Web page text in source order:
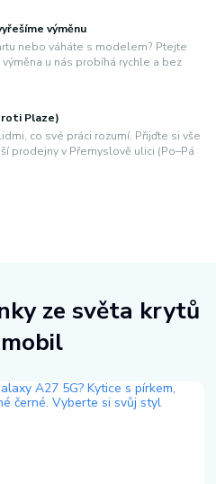
výměnu
nebo váháte s modelem? Ptejte
u nás probíhá rychle a bez
Plaze)
co své práci rozumí. Přijďte si vše
prodejny v Přemyslově ulici (Po–Pá
ze světa krytů